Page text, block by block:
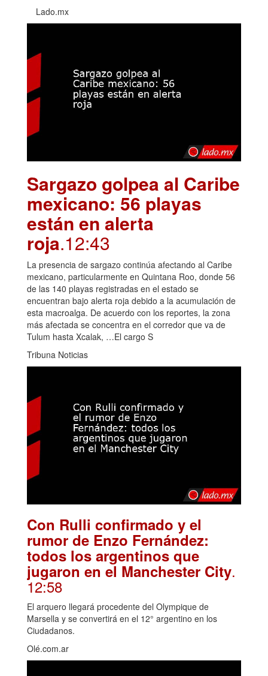
Lado.mx
Sargazo golpea al Caribe
mexicano: 56 playas
están en alerta
roja.12:43
La presencia de sargazo continúa afectando al Caribe
mexicano, particularmente en Quintana Roo, donde 56
de las 140 playas registradas en el estado se
encuentran bajo alerta roja debido a la acumulación de
esta macroalga. De acuerdo con los reportes, la zona
más afectada se concentra en el corredor que va de
Tulum hasta Xcalak, …El cargo S
Tribuna Noticias
Con Rulli confirmado y el
rumor de Enzo Fernández:
todos los argentinos que
jugaron en el Manchester City.
12:58
El arquero llegará procedente del Olympique de
Marsella y se convertirá en el 12° argentino en los
Ciudadanos.
Olé.com.ar